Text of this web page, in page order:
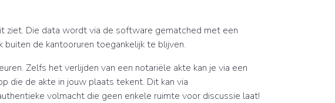
ziet. Die data wordt via de software gematched met een
buiten de kantooruren toegankelijk te blijven.
Zelfs het verlijden van een notariële akte kan je via een
die de akte in jouw plaats tekent. Dit kan via
volmacht die geen enkele ruimte voor discussie laat!